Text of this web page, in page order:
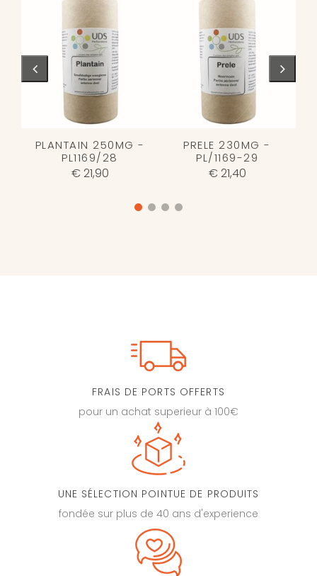
PLANTAIN 250MG -
PL1169/28
€ 21,90
PRELE 230MG -
PL/1169-29
€ 21,40
FRAIS DE PORTS OFFERTS
pour un achat superieur à 100€
UNE SÉLECTION POINTUE DE PRODUITS
fondée sur plus de 40 ans d'experience